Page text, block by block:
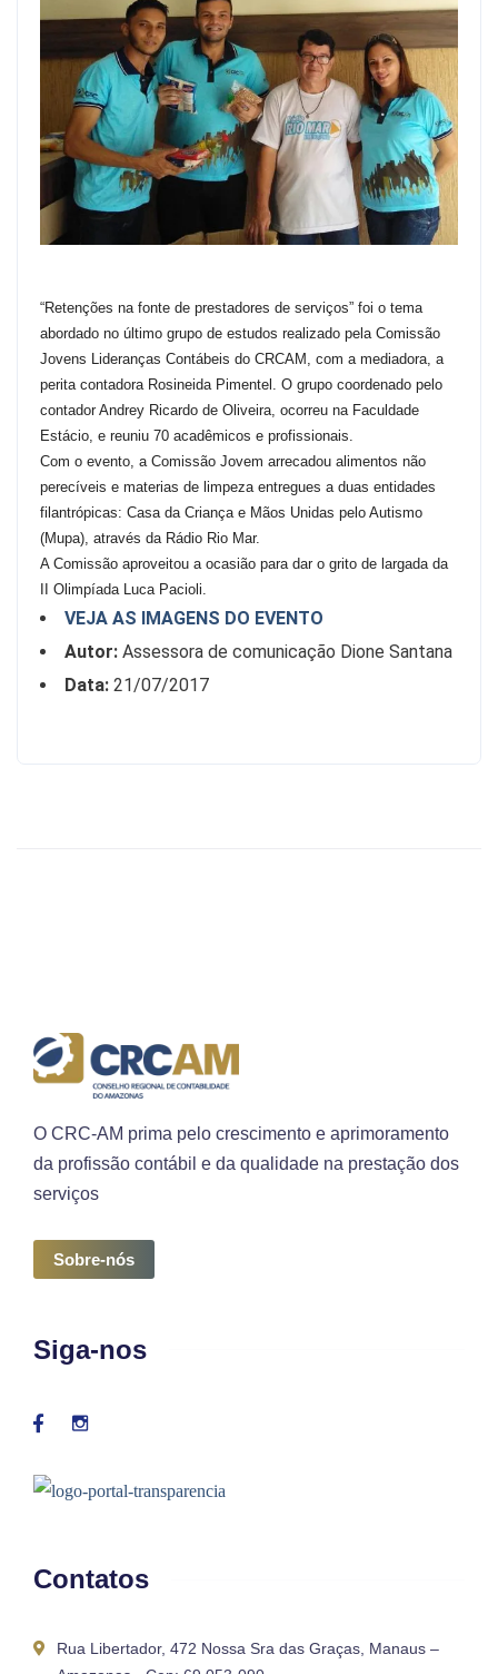
“Retenções na fonte de prestadores de serviços” foi o tema
abordado no último grupo de estudos realizado pela Comissão
Jovens Lideranças Contábeis do CRCAM, com a mediadora, a
perita contadora Rosineida Pimentel. O grupo coordenado pelo
contador Andrey Ricardo de Oliveira, ocorreu na Faculdade
Estácio, e reuniu 70 acadêmicos e profissionais.
Com o evento, a Comissão Jovem arrecadou alimentos não
perecíveis e materias de limpeza entregues a duas entidades
filantrópicas: Casa da Criança e Mãos Unidas pelo Autismo
(Mupa), através da Rádio Rio Mar.
A Comissão aproveitou a ocasião para dar o grito de largada da
II Olimpíada Luca Pacioli.
VEJA AS IMAGENS DO EVENTO
Autor: Assessora de comunicação Dione Santana
Data: 21/07/2017
O CRC-AM prima pelo crescimento e aprimoramento
da profissão contábil e da qualidade na prestação dos
serviços
Sobre-nós
Siga-nos
Contatos
Rua Libertador, 472 Nossa Sra das Graças, Manaus –